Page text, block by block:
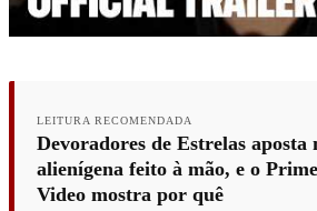
LEITURA RECOMENDADA
Devoradores de Estrelas aposta
alienígena feito à mão, e o Prime
Video mostra por quê